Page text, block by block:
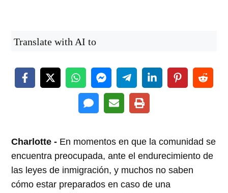
Translate with AI to
Charlotte - En momentos en que la comunidad se
encuentra preocupada, ante el endurecimiento de
las leyes de inmigración, y muchos no saben
cómo estar preparados en caso de una